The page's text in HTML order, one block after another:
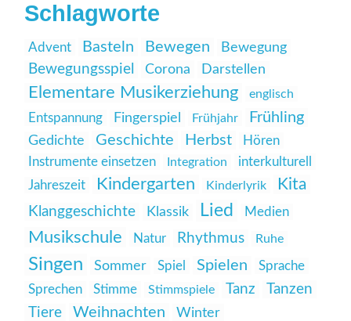
Schlagworte
Advent Basteln Bewegen Bewegung
Bewegungsspiel Corona Darstellen
Elementare Musikerziehung englisch
Entspannung Fingerspiel Frühjahr Frühling
Gedichte Geschichte Herbst
Hören
Instrumente einsetzen
Integration
interkulturell
Jahreszeit
Kindergarten Kinderlyrik Kita
Klanggeschichte Klassik Lied Medien
Musikschule Natur Rhythmus Ruhe
Singen Sommer Spiel Spielen
Sprache
Sprechen
Stimme Stimmspiele Tanz
Tanzen
Tiere
Weihnachten Winter